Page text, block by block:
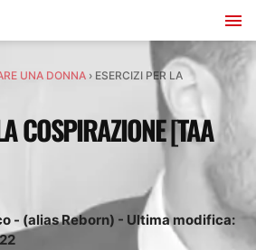
UNA DONNA› ESERCIZI PER LA
COSPIRAZIONE [TAA
- (alias Reborn) - Ultima modifica: